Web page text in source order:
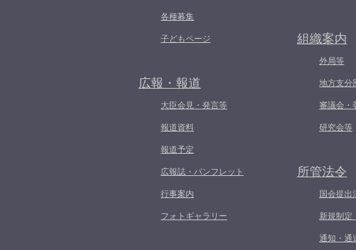
各種募集
子どもページ
広報・報道
大臣会見・発言等
報道資料
報道予定
広報誌・パンフレット
行事案内
フォトギャラリー
組織案内
外局等
地方支分
審議会・
研究会等
所管法令
国会提出
新規制定
通知・通